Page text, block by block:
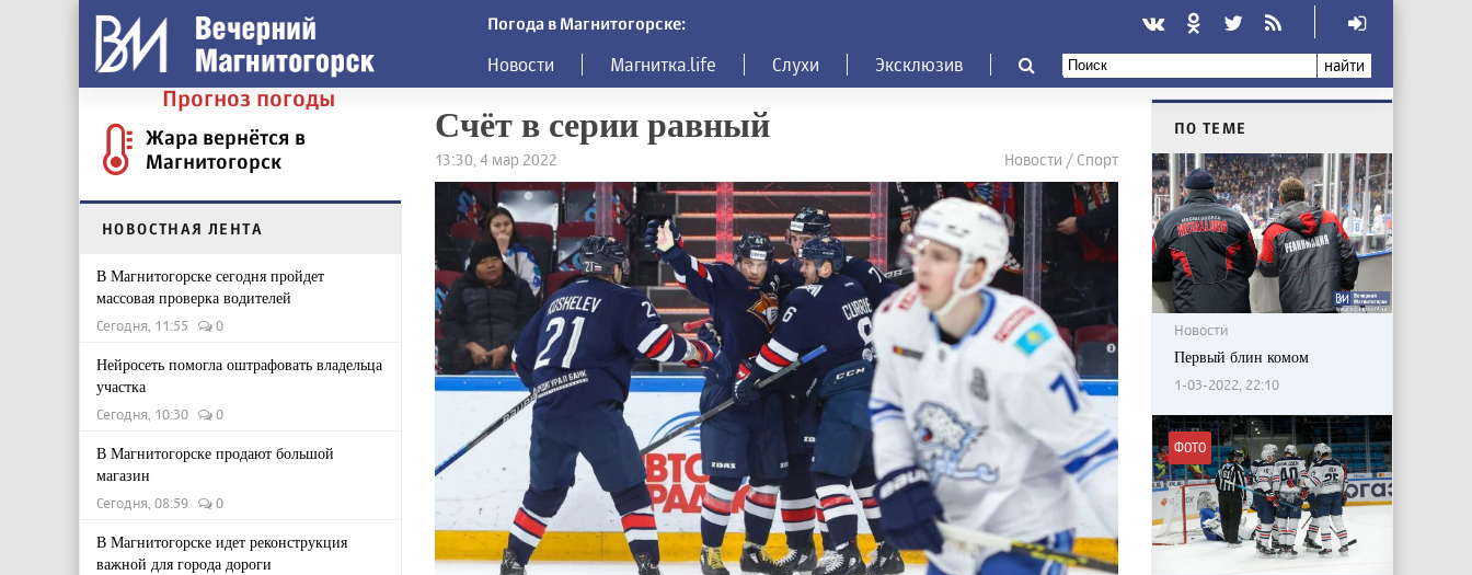
Погода в Магнитогорске:
Новости Магнитка.life Слухи Эксклюзив найти
Прогноз погоды
Жара вернётся в
Магнитогорск
НОВОСТНАЯ ЛЕНТА
В Магнитогорске сегодня пройдет
массовая проверка водителей
Сегодня, 11:55 0
Нейросеть помогла оштрафовать владельца
участка
Сегодня, 10:30 0
В Магнитогорске продают большой
магазин
Сегодня, 08:59 0
В Магнитогорске идет реконструкция
важной для города дороги
Счёт в серии равный
13:30, 4 мар 2022 Новости / Спорт
ПО ТЕМЕ
Новости
Первый блин комом
1-03-2022, 22:10
ФОТО